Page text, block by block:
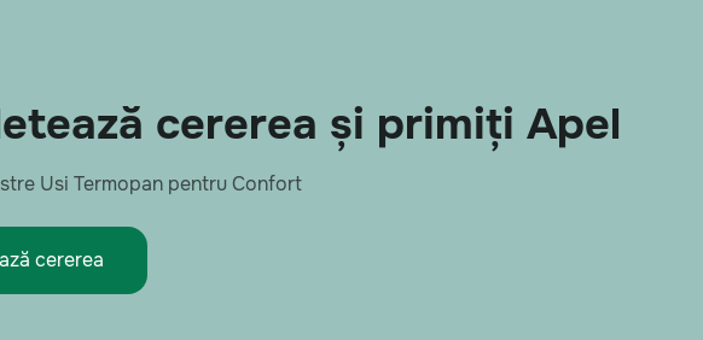
cererea și primiți Apel
Usi Termopan pentru Confort
cererea